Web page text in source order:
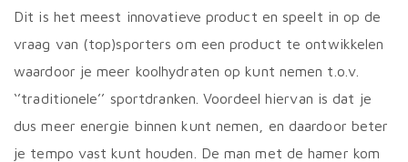
op
Dit is het meest innovatieve product en speelt in op de
vraag van (top)sporters om een product te ontwikkelen
waardoor je meer koolhydraten op kunt nemen t.o.v.
‘’traditionele’’ sportdranken. Voordeel hiervan is dat je
dus meer energie binnen kunt nemen, en daardoor beter
je tempo vast kunt houden. De man met de hamer kom